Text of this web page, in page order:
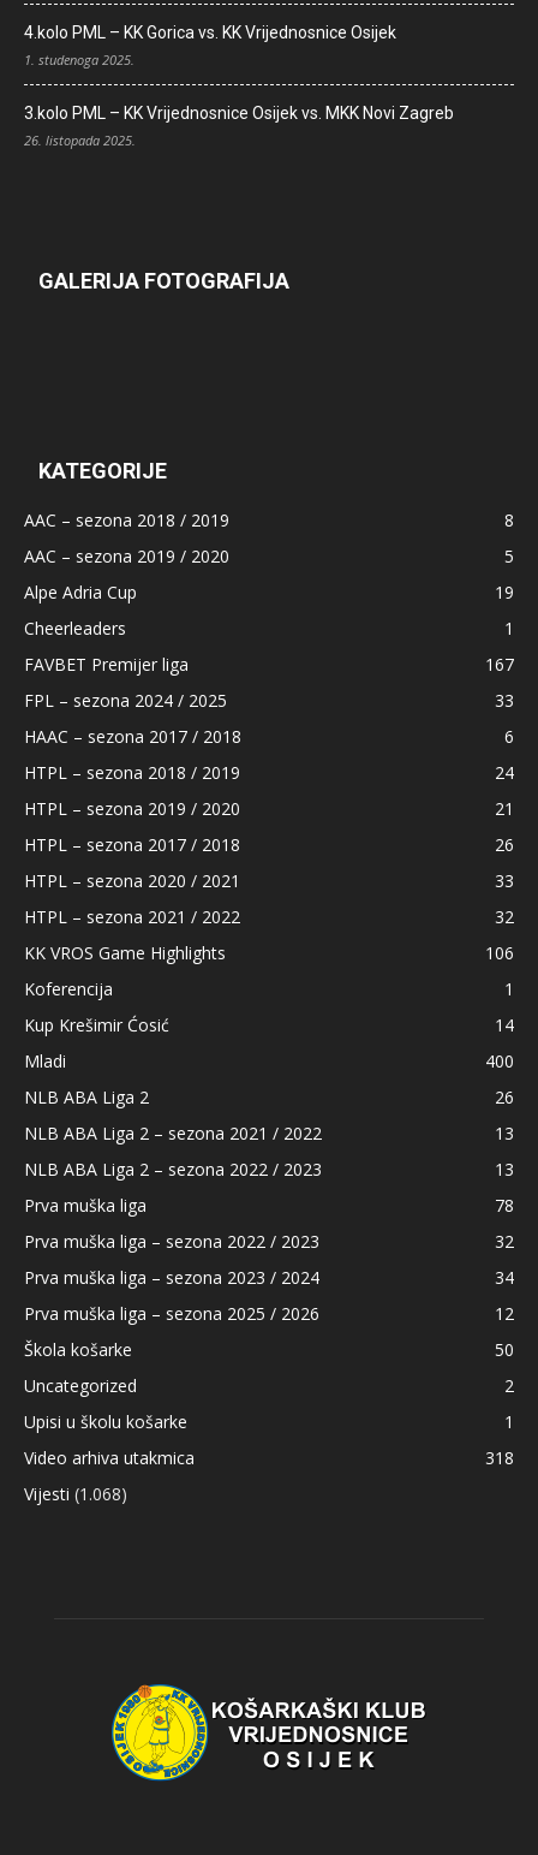
4.kolo PML – KK Gorica vs. KK Vrijednosnice Osijek
1. studenoga 2025.
3.kolo PML – KK Vrijednosnice Osijek vs. MKK Novi Zagreb
26. listopada 2025.
GALERIJA FOTOGRAFIJA
KATEGORIJE
AAC – sezona 2018 / 2019
8
AAC – sezona 2019 / 2020
5
Alpe Adria Cup
19
Cheerleaders
1
FAVBET Premijer liga
167
FPL – sezona 2024 / 2025
33
HAAC – sezona 2017 / 2018
6
HTPL – sezona 2018 / 2019
24
HTPL – sezona 2019 / 2020
21
HTPL – sezona 2017 / 2018
26
HTPL – sezona 2020 / 2021
33
HTPL – sezona 2021 / 2022
32
KK VROS Game Highlights
106
Koferencija
1
Kup Krešimir Ćosić
14
Mladi
400
NLB ABA Liga 2
26
NLB ABA Liga 2 – sezona 2021 / 2022
13
NLB ABA Liga 2 – sezona 2022 / 2023
13
Prva muška liga
78
Prva muška liga – sezona 2022 / 2023
32
Prva muška liga – sezona 2023 / 2024
34
Prva muška liga – sezona 2025 / 2026
12
Škola košarke
50
Uncategorized
2
Upisi u školu košarke
1
Video arhiva utakmica
318
Vijesti (1.068)